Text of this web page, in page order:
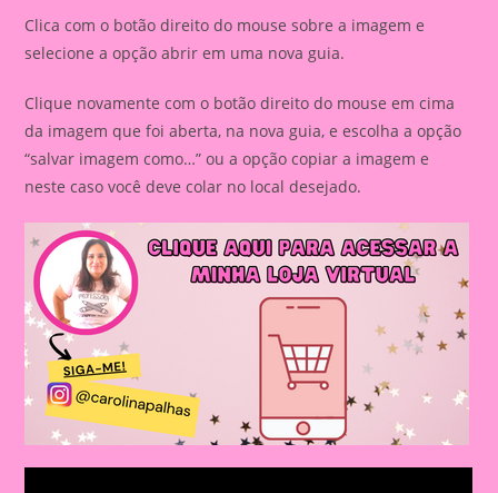
Clica com o botão direito do mouse sobre a imagem e
selecione a opção abrir em uma nova guia.
Clique novamente com o botão direito do mouse em cima
da imagem que foi aberta, na nova guia, e escolha a opção
“salvar imagem como…” ou a opção copiar a imagem e
neste caso você deve colar no local desejado.